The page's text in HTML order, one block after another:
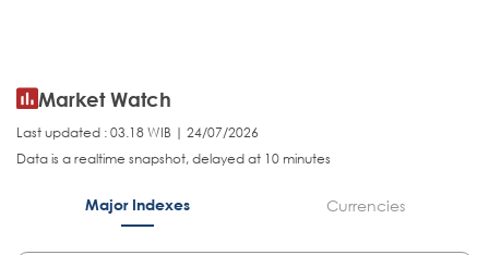
Market Watch
Last updated : 03.18 WIB | 24/07/2026
Data is a realtime snapshot, delayed at 10 minutes
Major Indexes Currencies